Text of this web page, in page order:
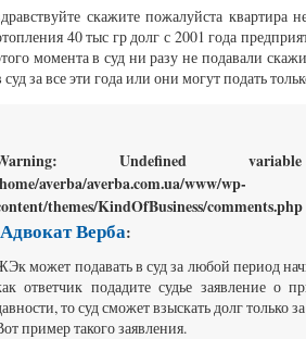
скажите пожалуйста квартира
40 тыс гр долг с 2001 года
момента в суд ни разу не подавали
суд за все эти года или они могут подать
: Undefined
averba/averba.com.ua/www/wp-
themes/KindOfBusiness/comments.php
Адвокат Верба:
может подавать в суд за любой период
ответчик подадите судье заявление о
то суд сможет взыскать долг только
пример такого заявления.